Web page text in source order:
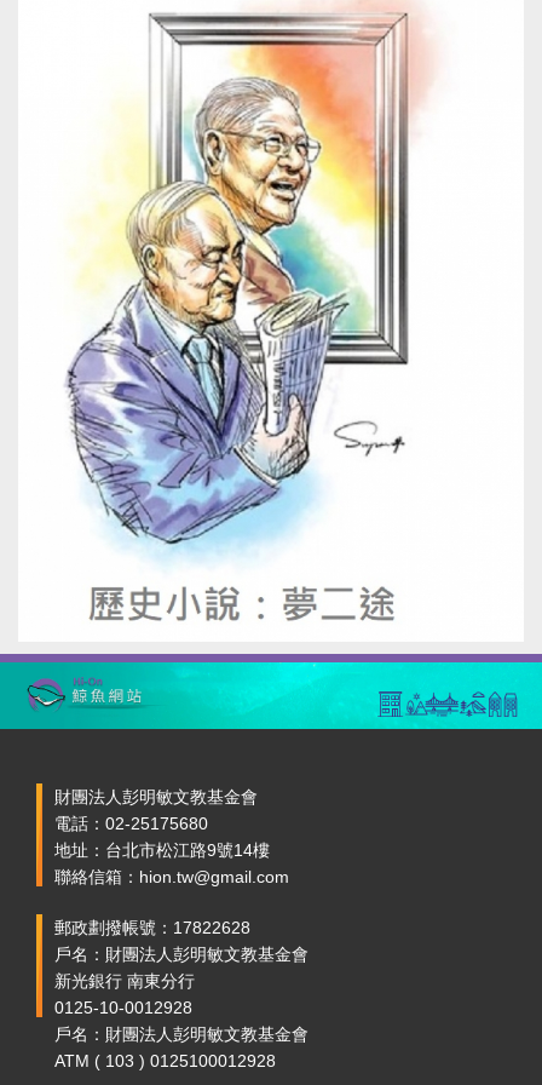
財團法人彭明敏文教基金會
電話：02-25175680
地址：台北市松江路9號14樓
聯絡信箱：hion.tw@gmail.com
郵政劃撥帳號：17822628
戶名：財團法人彭明敏文教基金會
新光銀行 南東分行
0125-10-0012928
戶名：財團法人彭明敏文教基金會
ATM ( 103 ) 0125100012928